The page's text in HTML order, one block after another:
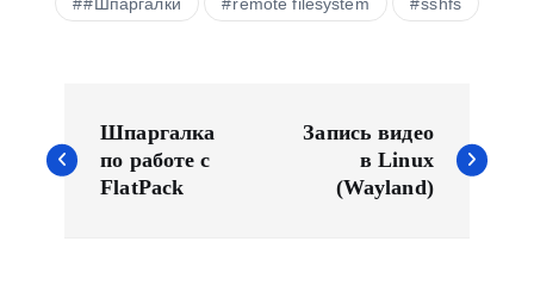
в
Шпаргалка
по работе с
FlatPack
Запись видео
в Linux
(Wayland)